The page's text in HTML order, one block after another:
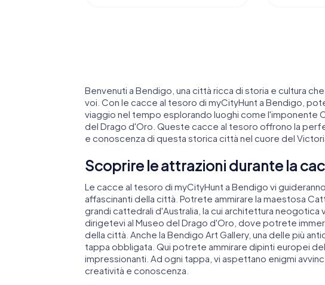
Benvenuti a Bendigo, una città ricca di storia e cultura
voi. Con le cacce al tesoro di myCityHunt a Bendigo,
viaggio nel tempo esplorando luoghi come l'imponente
del Drago d'Oro. Queste cacce al tesoro offrono la
e conoscenza di questa storica città nel cuore del
Scoprire le attrazioni durante la
Le cacce al tesoro di myCityHunt a Bendigo vi
affascinanti della città. Potrete ammirare la maestosa
grandi cattedrali d'Australia, la cui architettura neogotica
dirigetevi al Museo del Drago d'Oro, dove potrete
della città. Anche la Bendigo Art Gallery, una delle più
tappa obbligata. Qui potrete ammirare dipinti europei
impressionanti. Ad ogni tappa, vi aspettano enigmi
creatività e conoscenza.